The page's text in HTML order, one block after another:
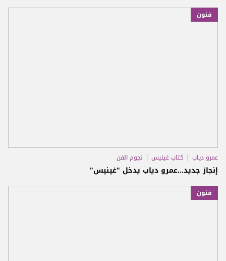
فنون
عمرو دياب كتاب غينيس نجوم الفن
إنجاز جديد...عمرو دياب يدخل "غينيس"
فنون